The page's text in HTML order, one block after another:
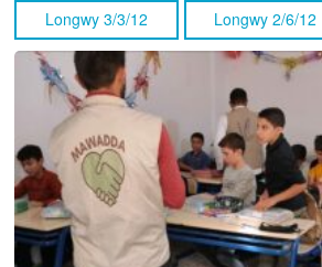
Longwy 3/3/12 Longwy 2/6/12